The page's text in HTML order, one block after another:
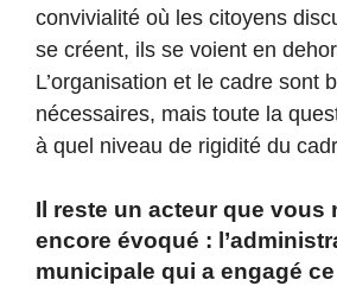
convivialité où les citoyens
se créent, ils se voient en
L’organisation et le cadre sont
nécessaires, mais toute la
à quel niveau de rigidité du
Il reste un acteur que vous
encore évoqué :
municipale qui a engagé